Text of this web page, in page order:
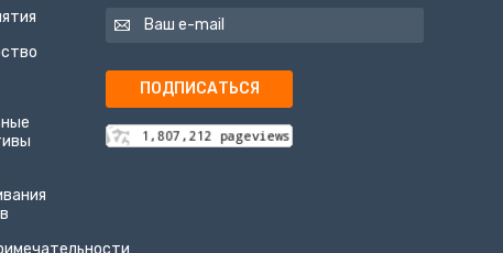
ПОДПИСАТЬСЯ